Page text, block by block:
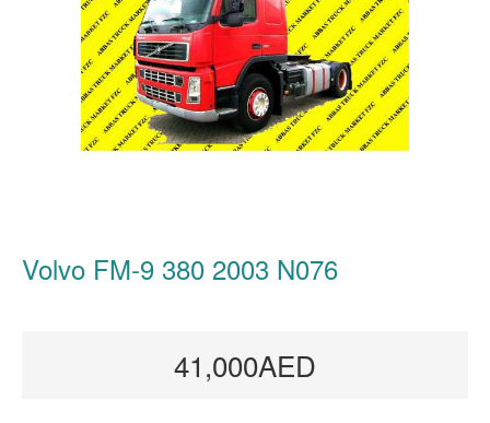
Volvo FM-9 380 2003 N076
41,000AED